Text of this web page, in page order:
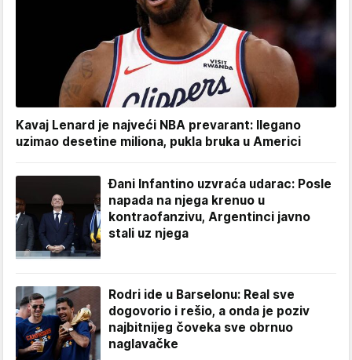
Kavaj Lenard je najveći NBA prevarant: Ilegano
uzimao desetine miliona, pukla bruka u Americi
Đani Infantino uzvraća udarac: Posle
napada na njega krenuo u
kontraofanzivu, Argentinci javno
stali uz njega
Rodri ide u Barselonu: Real sve
dogovorio i rešio, a onda je poziv
najbitnijeg čoveka sve obrnuo
naglavačke